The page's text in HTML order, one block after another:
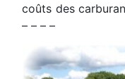
coûts des
– – – –